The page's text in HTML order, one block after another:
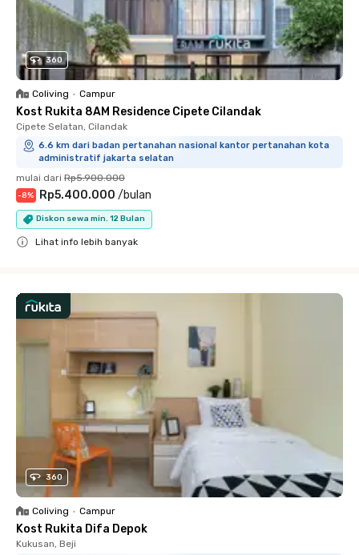
360
Coliving • Campur
Kost Rukita 8AM Residence Cipete Cilandak
Cipete Selatan, Cilandak
6.6 km dari badan pertanahan nasional kantor pertanahan kota
administratif jakarta selatan
mulai dari Rp5.900.000
-8% Rp5.400.000 /bulan
Diskon sewa min. 12 Bulan
Lihat info lebih banyak
360
Coliving • Campur
Kost Rukita Difa Depok
Kukusan, Beji